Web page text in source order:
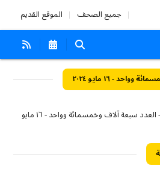
جميع الصحف الموقع القديم
- ١٦ مايو ٢٠٢٤